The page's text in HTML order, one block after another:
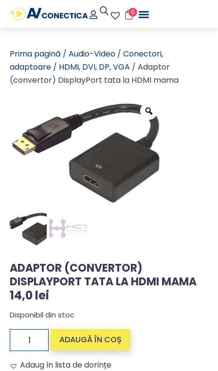
0
Prima pagină / Audio-Video / Conectori,
adaptoare / HDMI, DVI, DP, VGA / Adaptor
(convertor) DisplayPort tata la HDMI mama
ADAPTOR (CONVERTOR)
DISPLAYPORT TATA LA HDMI MAMA
14,0lei
Disponibil din stoc
ADAUGĂ ÎN COȘ
Adaug în lista de dorințe